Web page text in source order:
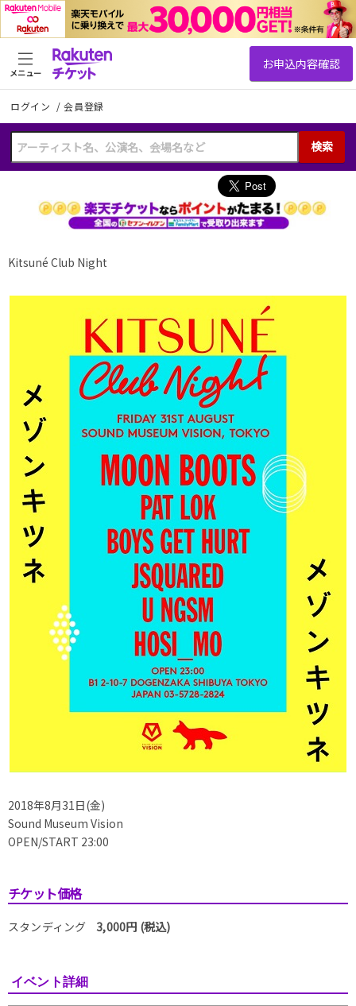
ログイン /会員登録
検索
メニュー
Kitsuné Club Night
2018年8月31日(金)
Sound Museum Vision
OPEN/START 23:00
チケット価格
スタンディング 3,000円 (税込)
イベント詳細